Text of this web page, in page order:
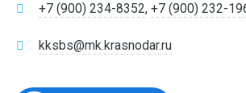
+7 (900) 234-8352, +7 (900) 232-
kksbs@mk.krasnodar.ru